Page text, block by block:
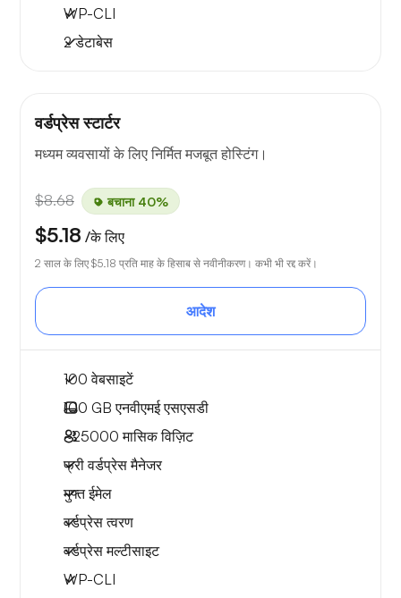
WP-CLI
2 डेटाबेस
वर्डप्रेस स्टार्टर
मध्यम व्यवसायों के लिए निर्मित मजबूत होस्टिंग।
$8.68 बचाना 40%
$5.18 /के लिए
2 साल के लिए $5.18 प्रति माह के हिसाब से नवीनीकरण। कभी भी रद्द करें।
आदेश
100 वेबसाइटें
100 GB एनवीएमई एसएसडी
~25000 मासिक विज़िट
फ्री वर्डप्रेस मैनेजर
मुफ्त ईमेल
वर्डप्रेस त्वरण
वर्डप्रेस मल्टीसाइट
WP-CLI